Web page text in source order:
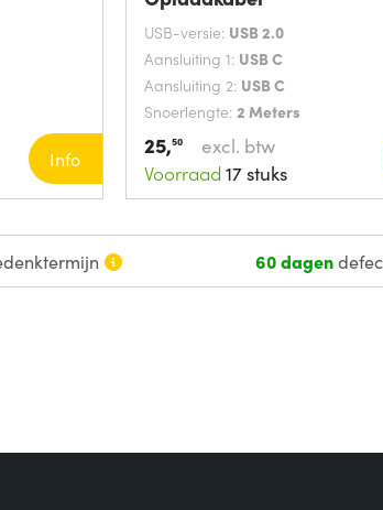
Info
USB-versie: USB 2.0
Aansluiting 1: USB C
Aansluiting 2: USB C
Snoerlengte: 2 Meters
25,50
excl. btw
Voorraad 17 stuks
60 dagen